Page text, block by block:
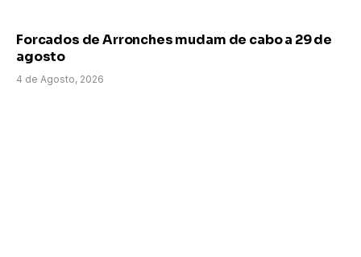
Forcados de Arronches mudam de cabo a 29 de
agosto
4 de Agosto, 2026